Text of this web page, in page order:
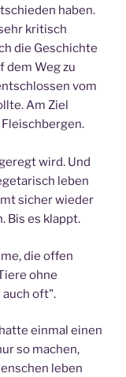
haben.
kritisch
die Geschichte
dem Weg zu
vom
Am Ziel
wird. Und
leben
sicher wieder
Bis es klappt.
die offen
ohne
auch oft".
einmal einen
so machen,
leben